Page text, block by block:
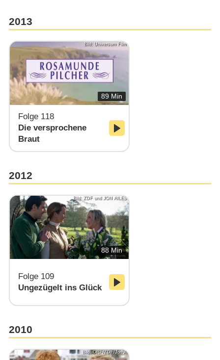
2013
Bild: Universum Film
89 Min
Folge 118
Die versprochene
Braut
2012
Bild: ZDF und JON AILES
88 Min
Folge 109
Ungezügelt ins Glück
2010
Bild: ORF/ZDF/Jon A